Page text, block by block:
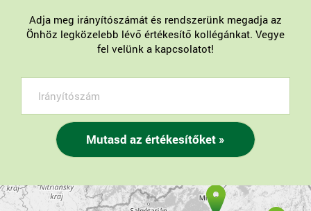
Adja meg irányítószámát és rendszerünk megadja az
Önhöz legközelebb lévő értékesítő kollégánkat. Vegye
fel velünk a kapcsolatot!